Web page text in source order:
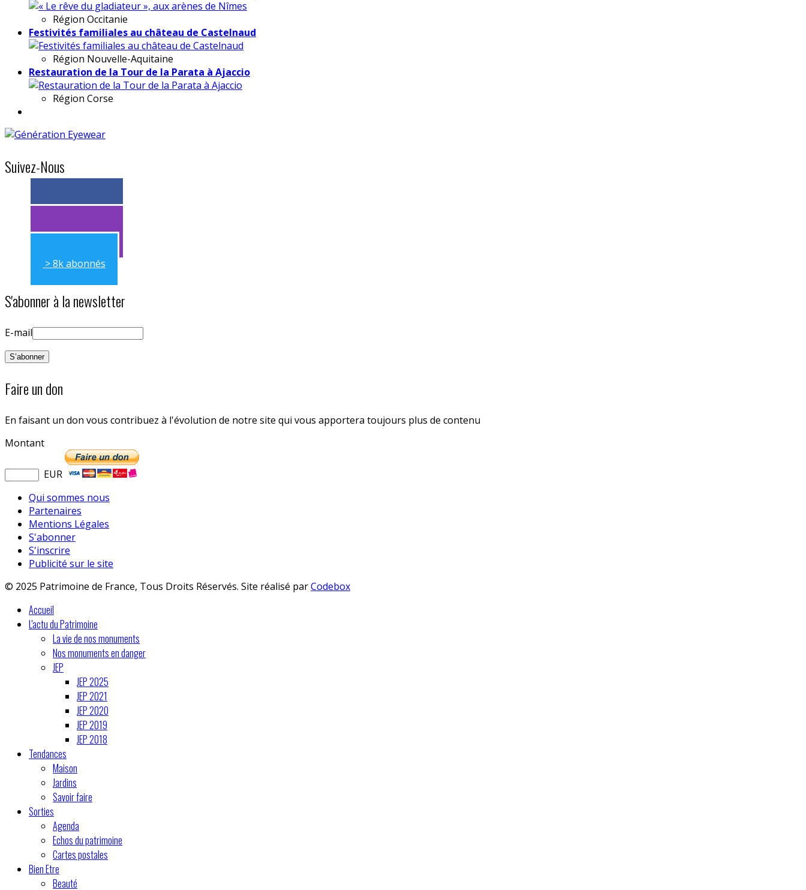
Région Occitanie
Festivités familiales au château de Castelnaud
Région Nouvelle-Aquitaine
Restauration de la Tour de la Parata à Ajaccio
Région Corse
Suivez-Nous
> 11k abonnés
> 11k abonnés
> 8k abonnés
S'abonner à la newsletter
E-mail
Faire un don
En faisant un don vous contribuez à l'évolution de notre site qui vous apportera toujours plus de contenu
Montant
EUR
Qui sommes nous
Partenaires
Mentions Légales
S'abonner
S'inscrire
Publicité sur le site
© 2025 Patrimoine de France, Tous Droits Réservés. Site réalisé parCodebox
Accueil
L'actu du Patrimoine
La vie de nos monuments
Nos monuments en danger
JEP
JEP 2025
JEP 2021
JEP 2020
JEP 2019
JEP 2018
Tendances
Maison
Jardins
Savoir faire
Sorties
Agenda
Echos du patrimoine
Cartes postales
Bien Etre
Beauté